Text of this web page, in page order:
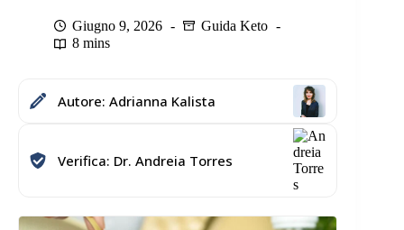
Giugno 9, 2026
Guida Keto
8 mins
Autore: Adrianna Kalista
Verifica: Dr. Andreia Torres